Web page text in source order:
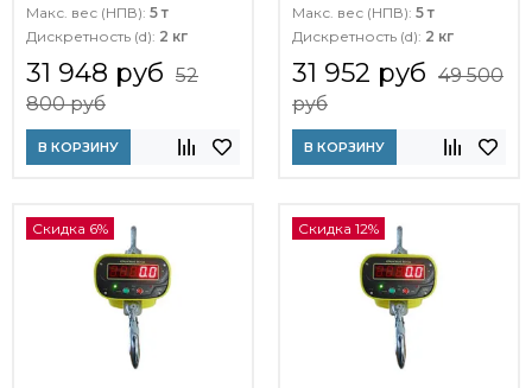
Макс. вес (НПВ): 5 т
Дискретность (d): 2 кг
31 948 руб 52
800 руб
В КОРЗИНУ
Макс. вес (НПВ): 5 т
Дискретность (d): 2 кг
31 952 руб 49 500
руб
В КОРЗИНУ
Скидка 6% Скидка 12%